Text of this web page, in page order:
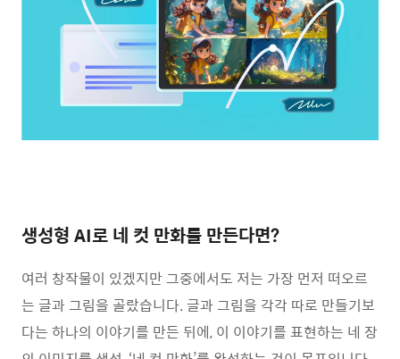
생성형 AI로 네 컷 만화를 만든다면?
여러 창작물이 있겠지만 그중에서도 저는 가장 먼저 떠오르
는 글과 그림을 골랐습니다. 글과 그림을 각각 따로 만들기보
다는 하나의 이야기를 만든 뒤에, 이 이야기를 표현하는 네 장